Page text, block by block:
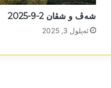
شەڤ و شڤان 2-9-2025
ئه‌یلول 3, 2025